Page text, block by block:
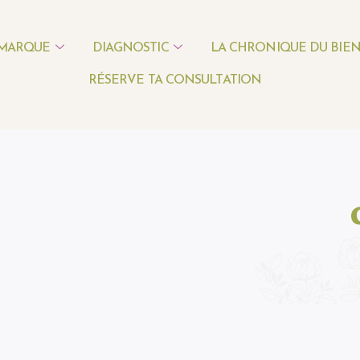
DIAGNOSTIC LA CHRONIQUE DU
RÉSERVE TA CONSULTATION